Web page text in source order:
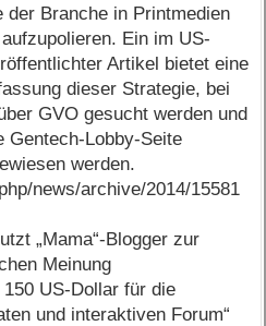
der Branche in Printmedien
Ein im US-
Artikel bietet eine
dieser Strategie, bei
GVO gesucht werden und
Gentech-Lobby-Seite
werden.
news/archive/2014/15581
„Mama“-Blogger zur
Meinung
US-Dollar für die
und interaktiven Forum“